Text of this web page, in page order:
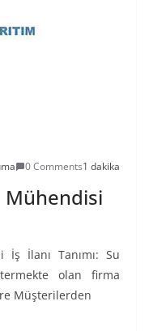
0 Comments1 dakika
Mühendisi
İş İlanı Tanımı: Su
olan firma
Müşterilerden